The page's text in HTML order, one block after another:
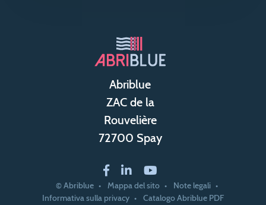
Abriblue
ZAC de la
Rouvelière
72700 Spay
© Abriblue Mappa del sito
Note legali
Informativa sulla privacy
Catalogo Abriblue PDF